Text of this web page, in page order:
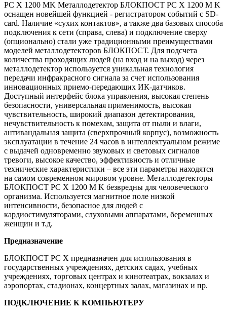
PC X 1200 MK Металлодетектор БЛОКПОСТ РС X 1200 M K
оснащен новейшей функцией - регистратором событий с SD-
card. Наличие «сухих контактов», а также два базовых способа
подключения к сети (справа, слева) и подключение сверху
(опционально) стали уже традиционными преимуществами
моделей металлодетекторов БЛОКПОСТ. Для подсчета
количества проходящих людей (на вход и на выход) через
металлодетектор используется уникальная технология
передачи инфракрасного сигнала за счет использования
инновационных приемо-передающих ИК-датчиков.
Доступный интерфейс блока управления, высокая степень
безопасности, универсальная применимость, высокая
чувствительность, широкий диапазон детектирования,
нечувствительность к помехам, защита от пыли и влаги,
антивандальная защита (сверхпрочный корпус), возможность
эксплуатации в течение 24 часов в интеллектуальном режиме
с выдачей одновременно звуковых и световых сигналов
тревоги, высокое качество, эффективность и отличные
технические характеристики – все эти параметры находятся
на самом современном мировом уровне. Металлодетекторы
БЛОКПОСТ РС X 1200 M K безвредны для человеческого
организма. Используется магнитное поле низкой
интенсивности, безопасное для людей с
кардиостимуляторами, слуховыми аппаратами, беременных
женщин и т.д.
Предназначение
БЛОКПОСТ РС X предназначен для использования в
государственных учреждениях, детских садах, учебных
учреждениях, торговых центрах и кинотеатрах, вокзалах и
аэропортах, стадионах, концертных залах, магазинах и пр.
ПОДКЛЮЧЕНИЕ К КОМПЬЮТЕРУ